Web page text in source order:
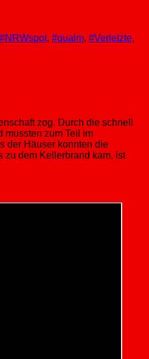
#NRWspot, #qualm, #Verletzte,
zog. Durch die schnell
mussten zum Teil im
der Häuser konnten die
zu dem Kellerbrand kam, ist